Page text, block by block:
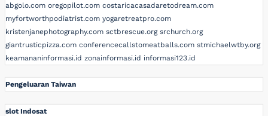
abgolo.com oregopilot.com costaricacasadaretodream.com
myfortworthpodiatrist.com yogaretreatpro.com
kristenjanephotography.com sctbrescue.org srchurch.org
giantrusticpizza.com conferencecallstomeatballs.com stmichaelwtby.org
keamananinformasi.id zonainformasi.id informasi123.id
Pengeluaran Taiwan
slot Indosat